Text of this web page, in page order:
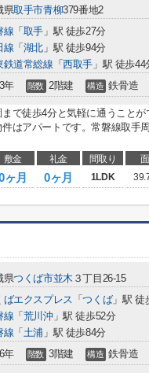
県取手市青柳379番地2
線 「 取手 」駅 徒歩27分
線 「 湖北 」駅 徒歩94分
鉄道常総線 「西取手 」駅 徒歩44
年 階数 2階建 構造 鉄骨造
で徒歩4分と気軽に通うことが
件はアパートです。常磐線取手
敷金 礼金 間取り
ヶ月 0ヶ月 1LDK
県つくば市並木 ３丁目26-15
ばエクスプレス 「つくば」駅 徒
線 「 荒川沖 」駅 徒歩52分
線 「 土浦 」駅 徒歩84分
年 階数 3階建 構造 鉄骨造